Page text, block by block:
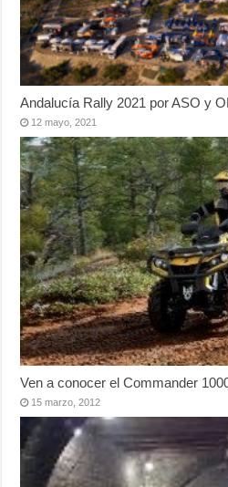
Andalucía Rally 2021 por ASO y
12 mayo, 2021
Ven a conocer el Commander
15 marzo, 2012